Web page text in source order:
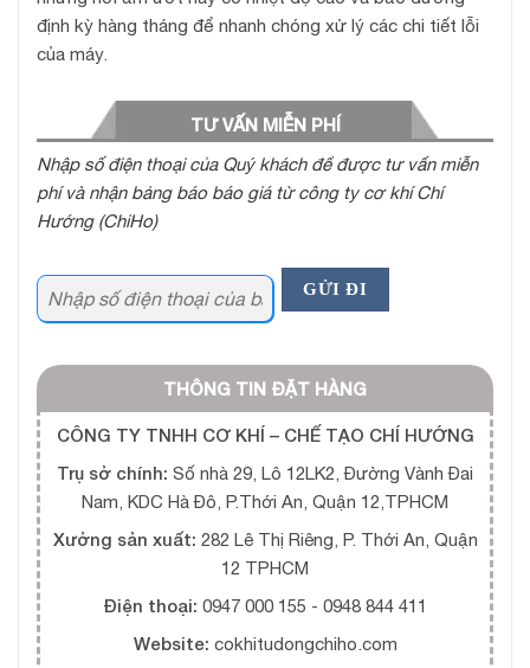
định kỳ hàng tháng để nhanh chóng xử lý các chi tiết lỗi
của máy.
TƯ VẤN MIỄN PHÍ
Nhập số điện thoại của Quý khách để được tư vấn miễn
phí và nhận bảng báo báo giá từ công ty cơ khí Chí
Hướng (ChiHo)
THÔNG TIN ĐẶT HÀNG
CÔNG TY TNHH CƠ KHÍ – CHẾ TẠO CHÍ HƯỚNG
Trụ sở chính: Số nhà 29, Lô 12LK2, Đường Vành Đai
Nam, KDC Hà Đô, P.Thới An, Quận 12,TPHCM
Xưởng sản xuất: 282 Lê Thị Riêng, P. Thới An, Quận
12 TPHCM
Điện thoại: 0947 000 155 - 0948 844 411
Website: cokhitudongchiho.com